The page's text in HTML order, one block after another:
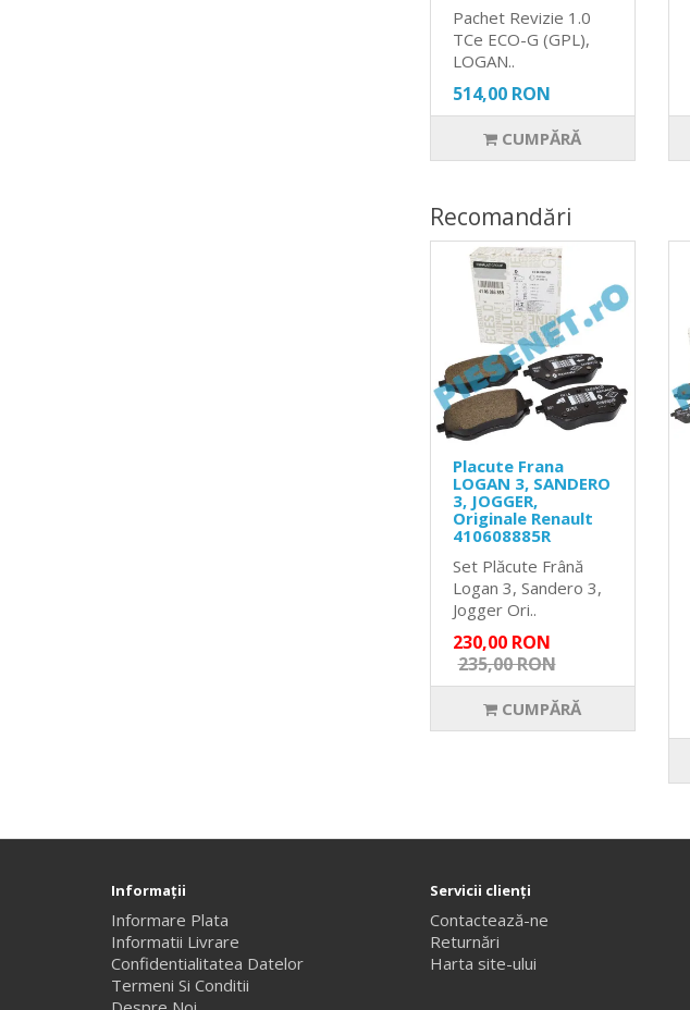
Pachet Revizie 1.0
TCe ECO-G (GPL),
LOGAN..
514,00 RON
CUMPĂRĂ
Recomandări
Placute Frana
LOGAN 3, SANDERO
3, JOGGER,
Originale Renault
410608885R
Set Plăcute Frână
Logan 3, Sandero 3,
Jogger Ori..
230,00 RON
235,00 RON
CUMPĂRĂ
Informaţii
Informare Plata
Informatii Livrare
Confidentialitatea Datelor
Termeni Si Conditii
Servicii clienţi
Contactează-ne
Returnări
Harta site-ului